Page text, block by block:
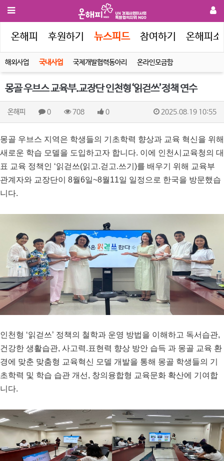
온해피 후원하기 뉴스피드 참여하기 온해피
해외사업 국내사업 국제개발협력동아리 온라인모금함
몽골 우브스 교육부.교장단 인천형‘읽걷쓰’정책 연수
온해피 0 708 0 2025.08.19 10:55
몽골 우브스 지역은 학생들의 기초학력 향상과 교육 혁신을 위해
새로운 학습 모델을 도입하고자 합니다. 이에 인천시교육청의 대
표 교육 정책인 ‘읽걷쓰(읽고.걷고.쓰기)를 배우기 위해 교육부
관계자와 교장단이 8월6일~8월11일 일정으로 한국을 방문했습
니다.
인천형 ‘읽걷쓰’ 정책의 철학과 운영 방법을 이해하고 독서습관,
건강한 생활습관, 사고력.표현력 향상 방안 습득 과 몽골 교육 환
경에 맞춘 맞춤형 교육혁신 모델 개발을 통해 몽골 학생들의 기
초학력 및 학습 습관 개선 , 창의융합형 교육문화 확산에 기여합
니다.